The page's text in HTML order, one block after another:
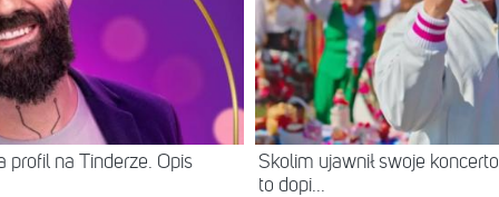
profil na Tinderze. Opis
Skolim ujawnił swoje
to dopi...